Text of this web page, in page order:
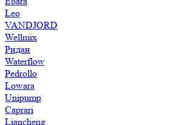
Leo
VANDJORD
Wellmix
Ридан
Waterflow
Pedrollo
Lowara
Unipump
Caprari
Liancheng